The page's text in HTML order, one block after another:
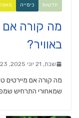
חדשות כימייה
מה קורה אם
באוויר?
שבת, 21 יוני 2025, 21:23
מה קורה אם מיירטים
שמאחורי התרחיש